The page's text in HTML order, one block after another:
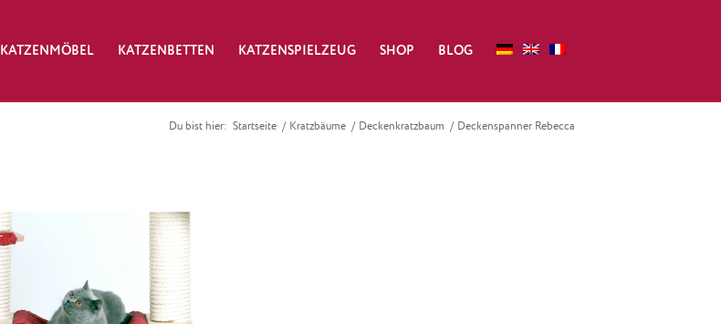
KATZENMÖBEL KATZENBETTEN KATZENSPIELZEUG SHOP BLOG
Du bist hier: Startseite / Kratzbäume / Deckenkratzbaum / Deckenspanner Rebecca